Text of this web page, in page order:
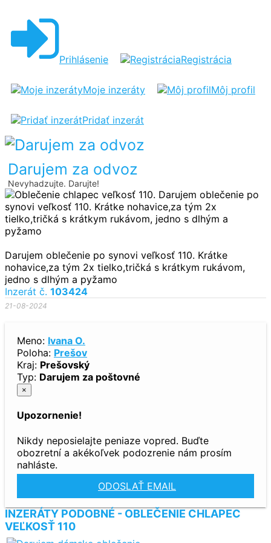
Prihlásenie Registrácia
Moje inzeráty Môj profil
Pridať inzerát
Darujem za odvoz
Nevyhadzujte. Darujte!
VEĽKOSŤ
Darujem oblečenie po synovi veľkosť 110. Krátke
nohavice,za tým 2x tielko,tričká s krátkym rukávom,
jedno s dlhým a pyžamo
Inzerát č. 103424
21-08-2024
Meno: Ivana O.
Poloha: Prešov
Kraj: Prešovský
Typ: Darujem za poštovné
×
Upozornenie!
Nikdy neposielajte peniaze vopred. Buďte
obozretní a akékoľvek podozrenie nám prosím
nahláste.
ODOSLAŤ EMAIL
INZERÁTY PODOBNÉ - OBLEČENIE CHLAPEC
VEĽKOSŤ 110